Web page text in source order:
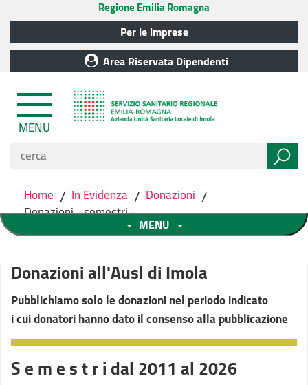
Regione Emilia Romagna
Per le imprese
Area Riservata Dipendenti
MENU
Home / In Evidenza / Donazioni /
Donazioni - semestri -
MENU
Donazioni all'Ausl di Imola
Pubblichiamo solo le donazioni nel periodo indicato
i cui donatori hanno dato il consenso alla pubblicazione
S e m e s t r i dal 2011 al 2026